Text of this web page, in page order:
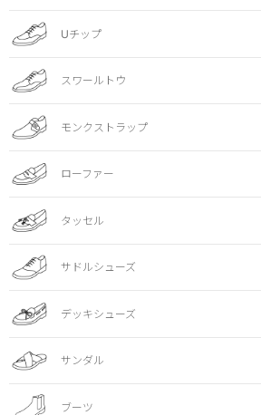
Uチップ
スワールトウ
モンクストラップ
ローファー
タッセル
サドルシューズ
デッキシューズ
サンダル
ブーツ